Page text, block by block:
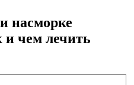
насморке
и чем лечить